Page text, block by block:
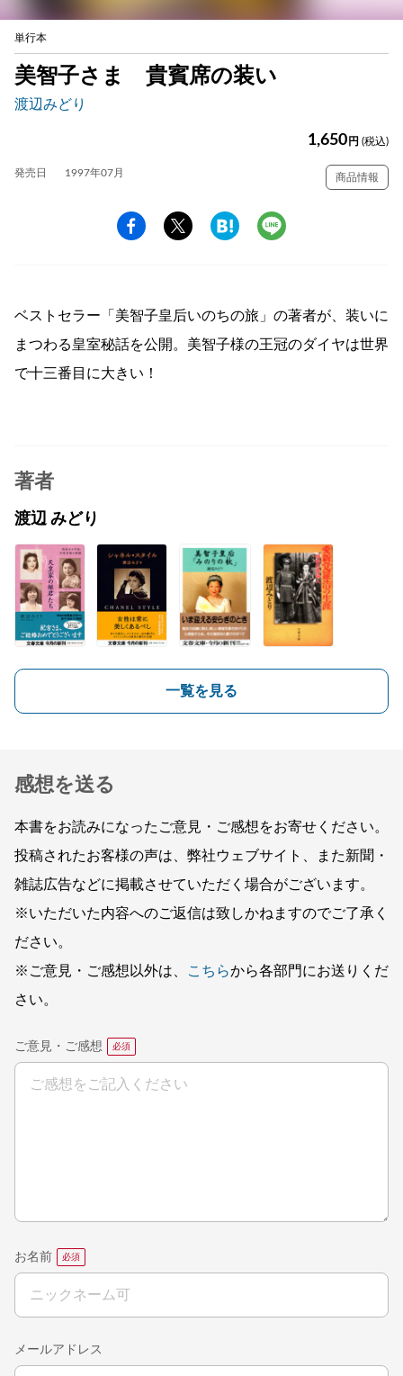
単行本
美智子さま 貴賓席の装い
渡辺みどり
1,650 円 (税込)
発売日 1997年07月 商品情報
ベストセラー「美智子皇后いのちの旅」の著者が、装いに
まつわる皇室秘話を公開。美智子様の王冠のダイヤは世界
で十三番目に大きい！
著者
渡辺 みどり
一覧を見る
感想を送る
本書をお読みになったご意見・ご感想をお寄せください。
投稿されたお客様の声は、弊社ウェブサイト、また新聞・
雑誌広告などに掲載させていただく場合がございます。
※いただいた内容へのご返信は致しかねますのでご了承く
ださい。
※ご意見・ご感想以外は、
こちらから各部門にお送りくだ
さい。
ご意見・ご感想
お名前
メールアドレス